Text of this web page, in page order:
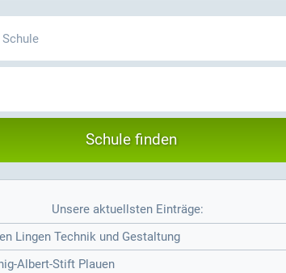
Schule finden
Unsere aktuellsten Einträge:
Lingen Technik und Gestaltung
Albert-Stift Plauen